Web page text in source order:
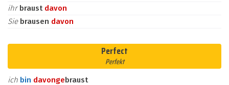
ihrbraust davon
Sie brausen davon
Perfect
Perfekt
ich bin davongebraust